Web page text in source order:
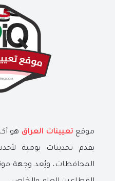
موقع تعيينات العراق هو
يقدم تحديثات يومية
المحافظات، ويُعد وجهة